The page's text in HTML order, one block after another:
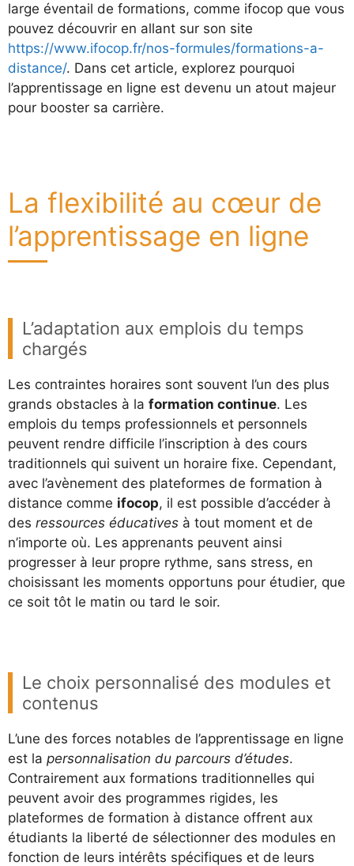
large éventail de formations, comme ifocop que vous
pouvez découvrir en allant sur son site
https://www.ifocop.fr/nos-formules/formations-a-
distance/. Dans cet article, explorez pourquoi
l’apprentissage en ligne est devenu un atout majeur
pour booster sa carrière.
La flexibilité au cœur de
l’apprentissage en ligne
L’adaptation aux emplois du temps
chargés
Les contraintes horaires sont souvent l’un des plus
grands obstacles à la formation continue. Les
emplois du temps professionnels et personnels
peuvent rendre difficile l’inscription à des cours
traditionnels qui suivent un horaire fixe. Cependant,
avec l’avènement des plateformes de formation à
distance comme ifocop, il est possible d’accéder à
des ressources éducatives à tout moment et de
n’importe où. Les apprenants peuvent ainsi
progresser à leur propre rythme, sans stress, en
choisissant les moments opportuns pour étudier, que
ce soit tôt le matin ou tard le soir.
Le choix personnalisé des modules et
contenus
L’une des forces notables de l’apprentissage en ligne
est la personnalisation du parcours d’études.
Contrairement aux formations traditionnelles qui
peuvent avoir des programmes rigides, les
plateformes de formation à distance offrent aux
étudiants la liberté de sélectionner des modules en
fonction de leurs intérêts spécifiques et de leurs